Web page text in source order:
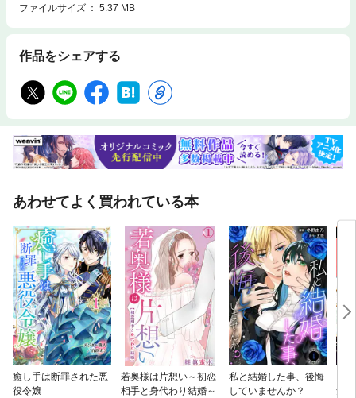
ファイルサイズ
5.37 MB
作品をシェアする
あわせてよく買われている本
癒し手は断罪された悪
役令嬢
若奥様は片想い～初恋
相手と身代わり結婚～
私と結婚した事、後悔
していませんか？
気